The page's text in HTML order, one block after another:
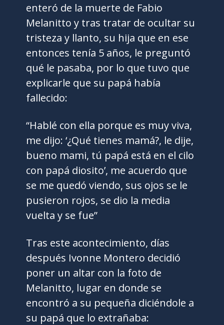
enteró de la muerte de Fabio
Melanitto y tras tratar de ocultar su
tristeza y llanto, su hija que en ese
entonces tenía 5 años, le preguntó
qué le pasaba, por lo que tuvo que
explicarle que su papá había
fallecido:
“Hablé con ella porque es muy viva,
me dijo: ‘¿Qué tienes mamá?, le dije,
bueno mami, tú papá está en el cilo
con papá diosito’, me acuerdo que
se me quedó viendo, sus ojos se le
pusieron rojos, se dio la media
vuelta y se fue”
Tras este acontecimiento, días
después Ivonne Montero decidió
poner un altar con la foto de
Melanitto, lugar en donde se
encontró a su pequeña diciéndole a
su papá que lo extrañaba: